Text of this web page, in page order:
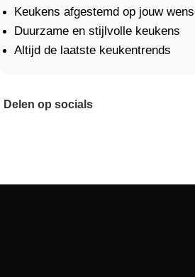
Keukens afgestemd op jouw
Duurzame en stijlvolle keukens
Altijd de laatste keukentrends
Delen op socials